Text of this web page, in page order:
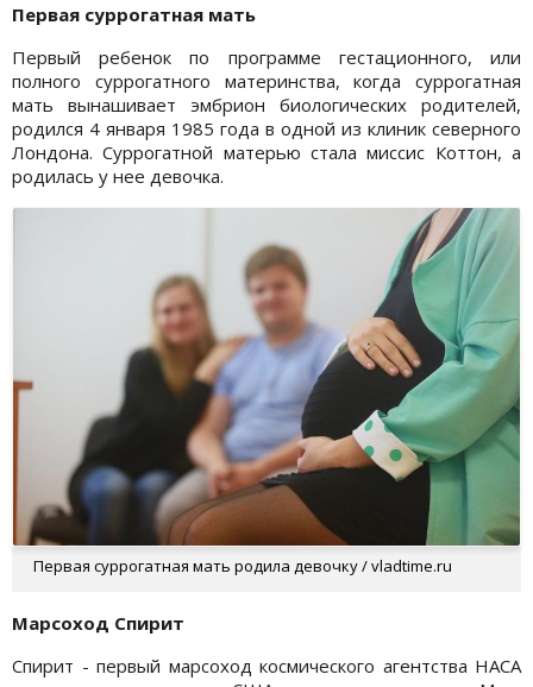
Первая суррогатная мать
Первый ребенок по программе гестационного, или
полного суррогатного материнства, когда суррогатная
мать вынашивает эмбрион биологических родителей,
родился 4 января 1985 года в одной из клиник северного
Лондона. Суррогатной матерью стала миссис Коттон, а
родилась у нее девочка.
Первая суррогатная мать родила девочку / vladtime.ru
Марсоход Спирит
Спирит - первый марсоход космического агентства НАСА